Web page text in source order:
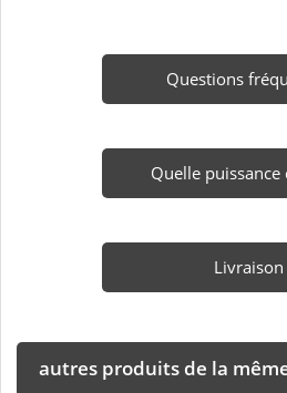
Questions
Quelle puissance
Livraison
autres produits de la